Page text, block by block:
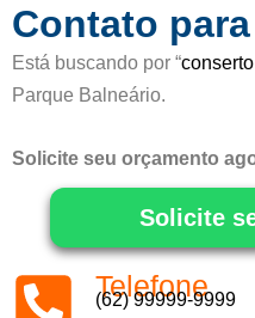
Contato
Está buscando por “
Parque Balneário.
Solicite seu orçamento
Solicite
Telefone
(62) 99999-9999